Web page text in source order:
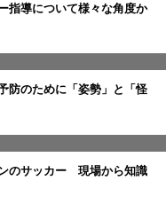
指導について様々な角度か
防のために「姿勢」と「怪
のサッカー 現場から知識